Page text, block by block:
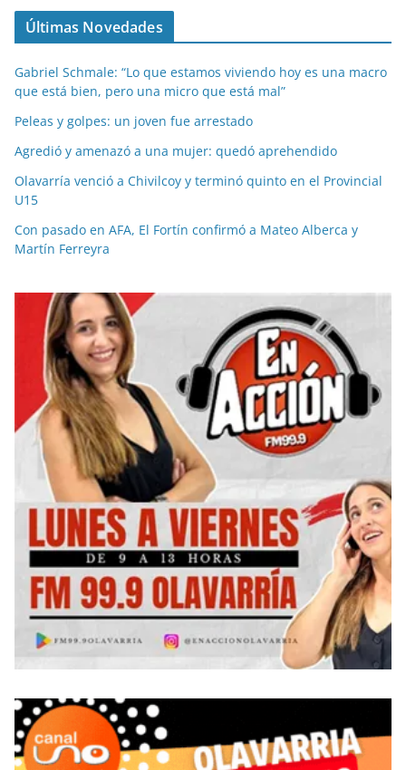
Últimas Novedades
Gabriel Schmale: “Lo que estamos viviendo hoy es una macro
que está bien, pero una micro que está mal”
Peleas y golpes: un joven fue arrestado
Agredió y amenazó a una mujer: quedó aprehendido
Olavarría venció a Chivilcoy y terminó quinto en el Provincial
U15
Con pasado en AFA, El Fortín confirmó a Mateo Alberca y
Martín Ferreyra